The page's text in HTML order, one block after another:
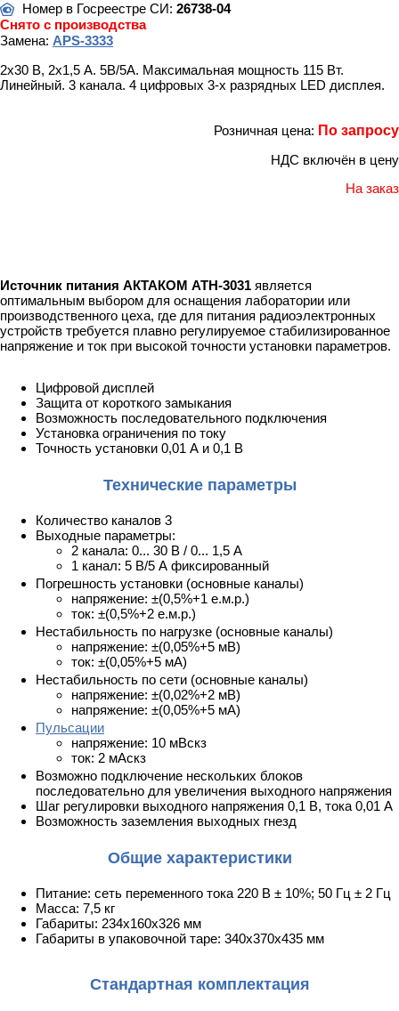
Номер в Госреестре СИ: 26738-04
Снято с производства
Замена: APS-3333
2x30 В, 2x1,5 А. 5В/5А. Максимальная мощность 115 Вт.
Линейный. 3 канала. 4 цифровых 3-х разрядных LED дисплея.
Розничная цена: По запросу
НДС включён в цену
На заказ
Источник питания АКТАКОМ АТН-3031 является
оптимальным выбором для оснащения лаборатории или
производственного цеха, где для питания радиоэлектронных
устройств требуется плавно регулируемое стабилизированное
напряжение и ток при высокой точности установки параметров.
Цифровой дисплей
Защита от короткого замыкания
Возможность последовательного подключения
Установка ограничения по току
Точность установки 0,01 А и 0,1 В
Технические параметры
Количество каналов 3
Выходные параметры:
2 канала: 0... 30 В / 0... 1,5 А
1 канал: 5 В/5 А фиксированный
Погрешность установки (основные каналы)
напряжение: ±(0,5%+1 е.м.р.)
ток: ±(0,5%+2 е.м.р.)
Нестабильность по нагрузке (основные каналы)
напряжение: ±(0,05%+5 мВ)
ток: ±(0,05%+5 мА)
Нестабильность по сети (основные каналы)
напряжение: ±(0,02%+2 мВ)
напряжение: ±(0,05%+5 мА)
Пульсации
напряжение: 10 мВскз
ток: 2 мАскз
Возможно подключение нескольких блоков
последовательно для увеличения выходного напряжения
Шаг регулировки выходного напряжения 0,1 В, тока 0,01 А
Возможность заземления выходных гнезд
Общие характеристики
Питание: сеть переменного тока 220 В ± 10%; 50 Гц ± 2 Гц
Масса: 7,5 кг
Габариты: 234x160x326 мм
Габариты в упаковочной таре: 340х370х435 мм
Стандартная комплектация